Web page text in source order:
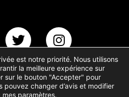
Testing © 2017-2023
est notre priorité. Nous utilisons
la meilleure expérience sur
sur le bouton "Accepter" pour
pouvez changer d’avis et modifier
mes paramètres.